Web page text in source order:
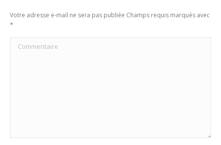
Votre adresse e-mail ne sera pas publiée Champs requis marqués avec
*
Commentaire